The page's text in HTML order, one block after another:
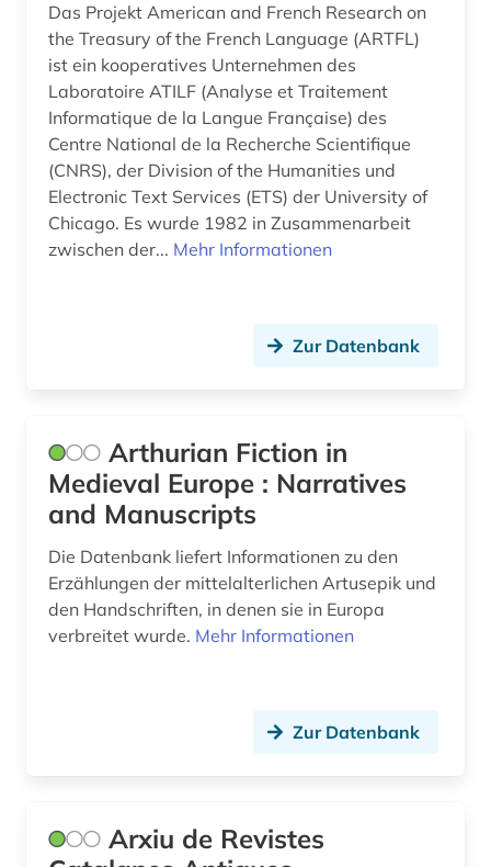
iberoromanistik (52)
il decamerone (1)
indigenes volk (1)
indogermanische sprachen (1)
indogermanistik (1)
ingenieurwissenschaften (1)
internationale verflechtung (1)
internetportal (1)
irland / literatur / irisch (1)
italia (1)
italianistik (56)
italienische dialekte (1)
italienische literatur (1)
Das Projekt American and French Research on
the Treasury of the French Language (ARTFL)
ist ein kooperatives Unternehmen des
Laboratoire ATILF (Analyse et Traitement
Informatique de la Langue Française) des
Centre National de la Recherche Scientifique
(CNRS), der Division of the Humanities und
Electronic Text Services (ETS) der University of
Chicago. Es wurde 1982 in Zusammenarbeit
zwischen der... Mehr Informationen
Zur Datenbank
Arthurian Fiction in
Medieval Europe : Narratives
and Manuscripts
Die Datenbank liefert Informationen zu den
Erzählungen der mittelalterlichen Artusepik und
den Handschriften, in denen sie in Europa
verbreitet wurde. Mehr Informationen
Zur Datenbank
Arxiu de Revistes